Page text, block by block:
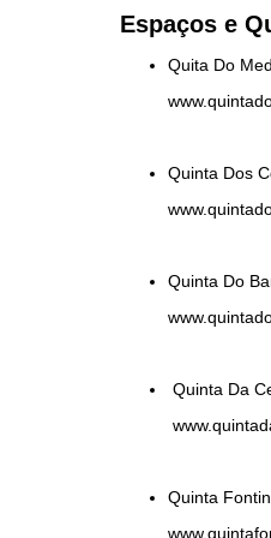
Espaços e
Quita Do
Quinta Dos
Quinta Do
Quinta Da
Quinta